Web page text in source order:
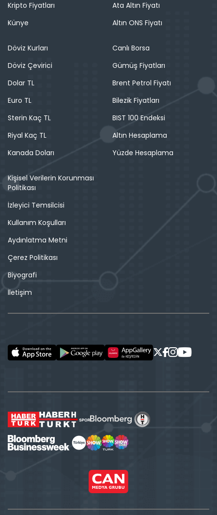
Kripto Fiyatları
Künye
Ata Altın Fiyatı
Altın ONS Fiyatı
Döviz Kurları
Döviz Çevirici
Dolar TL
Euro TL
Sterin Kaç TL
Riyal Kaç TL
Kanada Doları
Canlı Borsa
Gümüş Fiyatları
Brent Petrol Fiyatı
Bilezik Fiyatları
BIST 100 Endeksi
Altın Hesaplama
Yüzde Hesaplama
Kişisel Verilerin Korunması
Politikası
İzleyici Temsilcisi
Kullanım Koşulları
Aydınlatma Metni
Çerez Politikası
Biyografi
İletişim